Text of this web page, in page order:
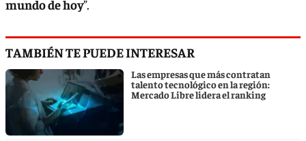
mundo de hoy”.
TAMBIÉN TE PUEDE INTERESAR
Las empresas que más contratan
talento tecnológico en la región:
Mercado Libre lidera el ranking